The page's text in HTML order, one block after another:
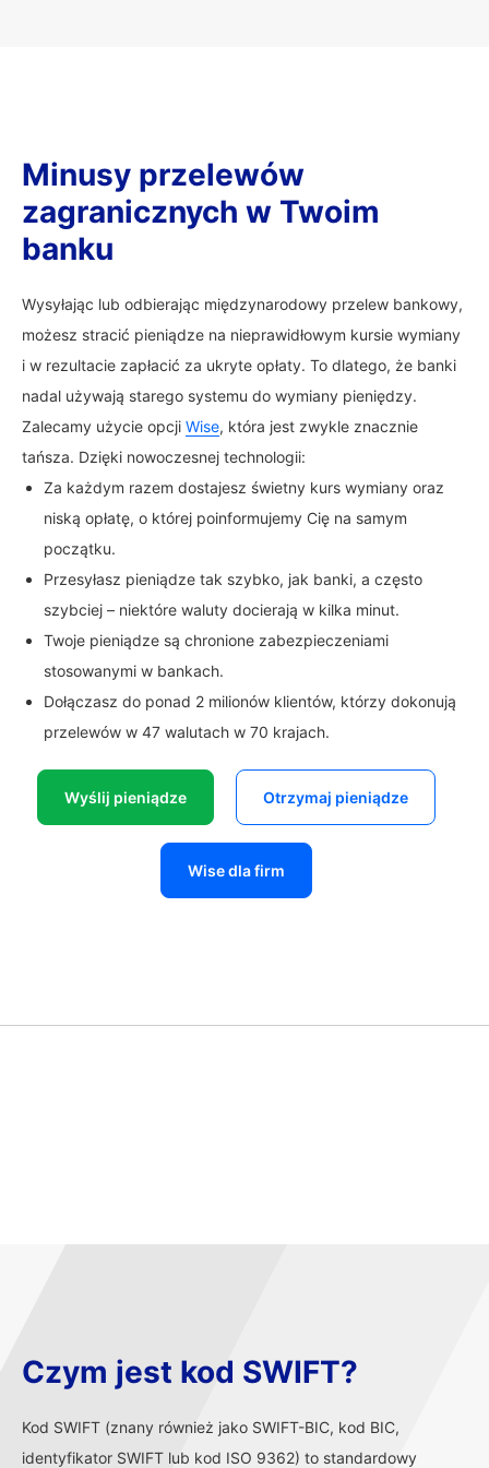
Minusy przelewów
zagranicznych w Twoim
banku
Wysyłając lub odbierając międzynarodowy przelew bankowy,
możesz stracić pieniądze na nieprawidłowym kursie wymiany
i w rezultacie zapłacić za ukryte opłaty. To dlatego, że banki
nadal używają starego systemu do wymiany pieniędzy.
Zalecamy użycie opcji Wise, która jest zwykle znacznie
tańsza. Dzięki nowoczesnej technologii:
Za każdym razem dostajesz świetny kurs wymiany oraz
niską opłatę, o której poinformujemy Cię na samym
początku.
Przesyłasz pieniądze tak szybko, jak banki, a często
szybciej – niektóre waluty docierają w kilka minut.
Twoje pieniądze są chronione zabezpieczeniami
stosowanymi w bankach.
Dołączasz do ponad 2 milionów klientów, którzy dokonują
przelewów w 47 walutach w 70 krajach.
Wyślij pieniądze Otrzymaj pieniądze
Wise dla firm
Czym jest kod SWIFT?
Kod SWIFT (znany również jako SWIFT-BIC, kod BIC,
identyfikator SWIFT lub kod ISO 9362) to standardowy